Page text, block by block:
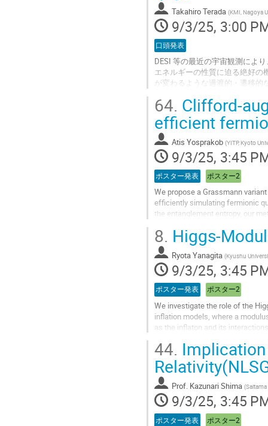
to
contribution
page
Takahiro Terada (KMI, Nagoya
9/3/25, 3:00
口頭発表
DESI 等の最近の宇宙観測によ
エネルギーの性質に迫る絶好の
が変わるような過渡的・遷移
状態方程式が急に変わります。
ため、数値格子計算によって
るので、将来の宇宙観測への示
Go
to
contribution
page
64. Clifford-
efficient
Atis Yosprakob (YITP, Kyoto
9/3/25, 3:45
ポスター発表 ポスター2
We propose a Grassmann
efficiently simulating fermionic
the entanglement entropy, our
Go
to
contribution
page
8. Higgs-
Ryota Yanagita (Kyushu
9/3/25, 3:45
ポスター発表 ポスター2
We investigate the role of the
inflation models, where a
as the inflaton and its
two-field inflationary
Go
to
contribution
page
44.
Prof. Kazunari Shima (
9/3/25, 3:45
ポスター発表 ポスター2